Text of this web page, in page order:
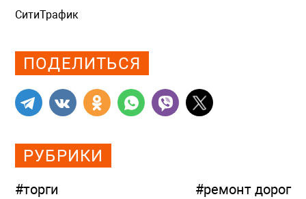
СитиТрафик
ПОДЕЛИТЬСЯ
РУБРИКИ
#торги #ремонт дорог